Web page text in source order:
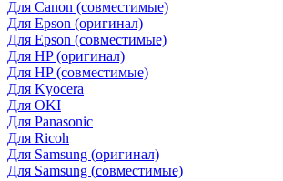
Для Canon (совместимые)
Для Epson (оригинал)
Для Epson (совместимые)
Для HP (оригинал)
Для HP (совместимые)
Для Kyocera
Для OKI
Для Panasonic
Для Ricoh
Для Samsung (оригинал)
Для Samsung (совместимые)